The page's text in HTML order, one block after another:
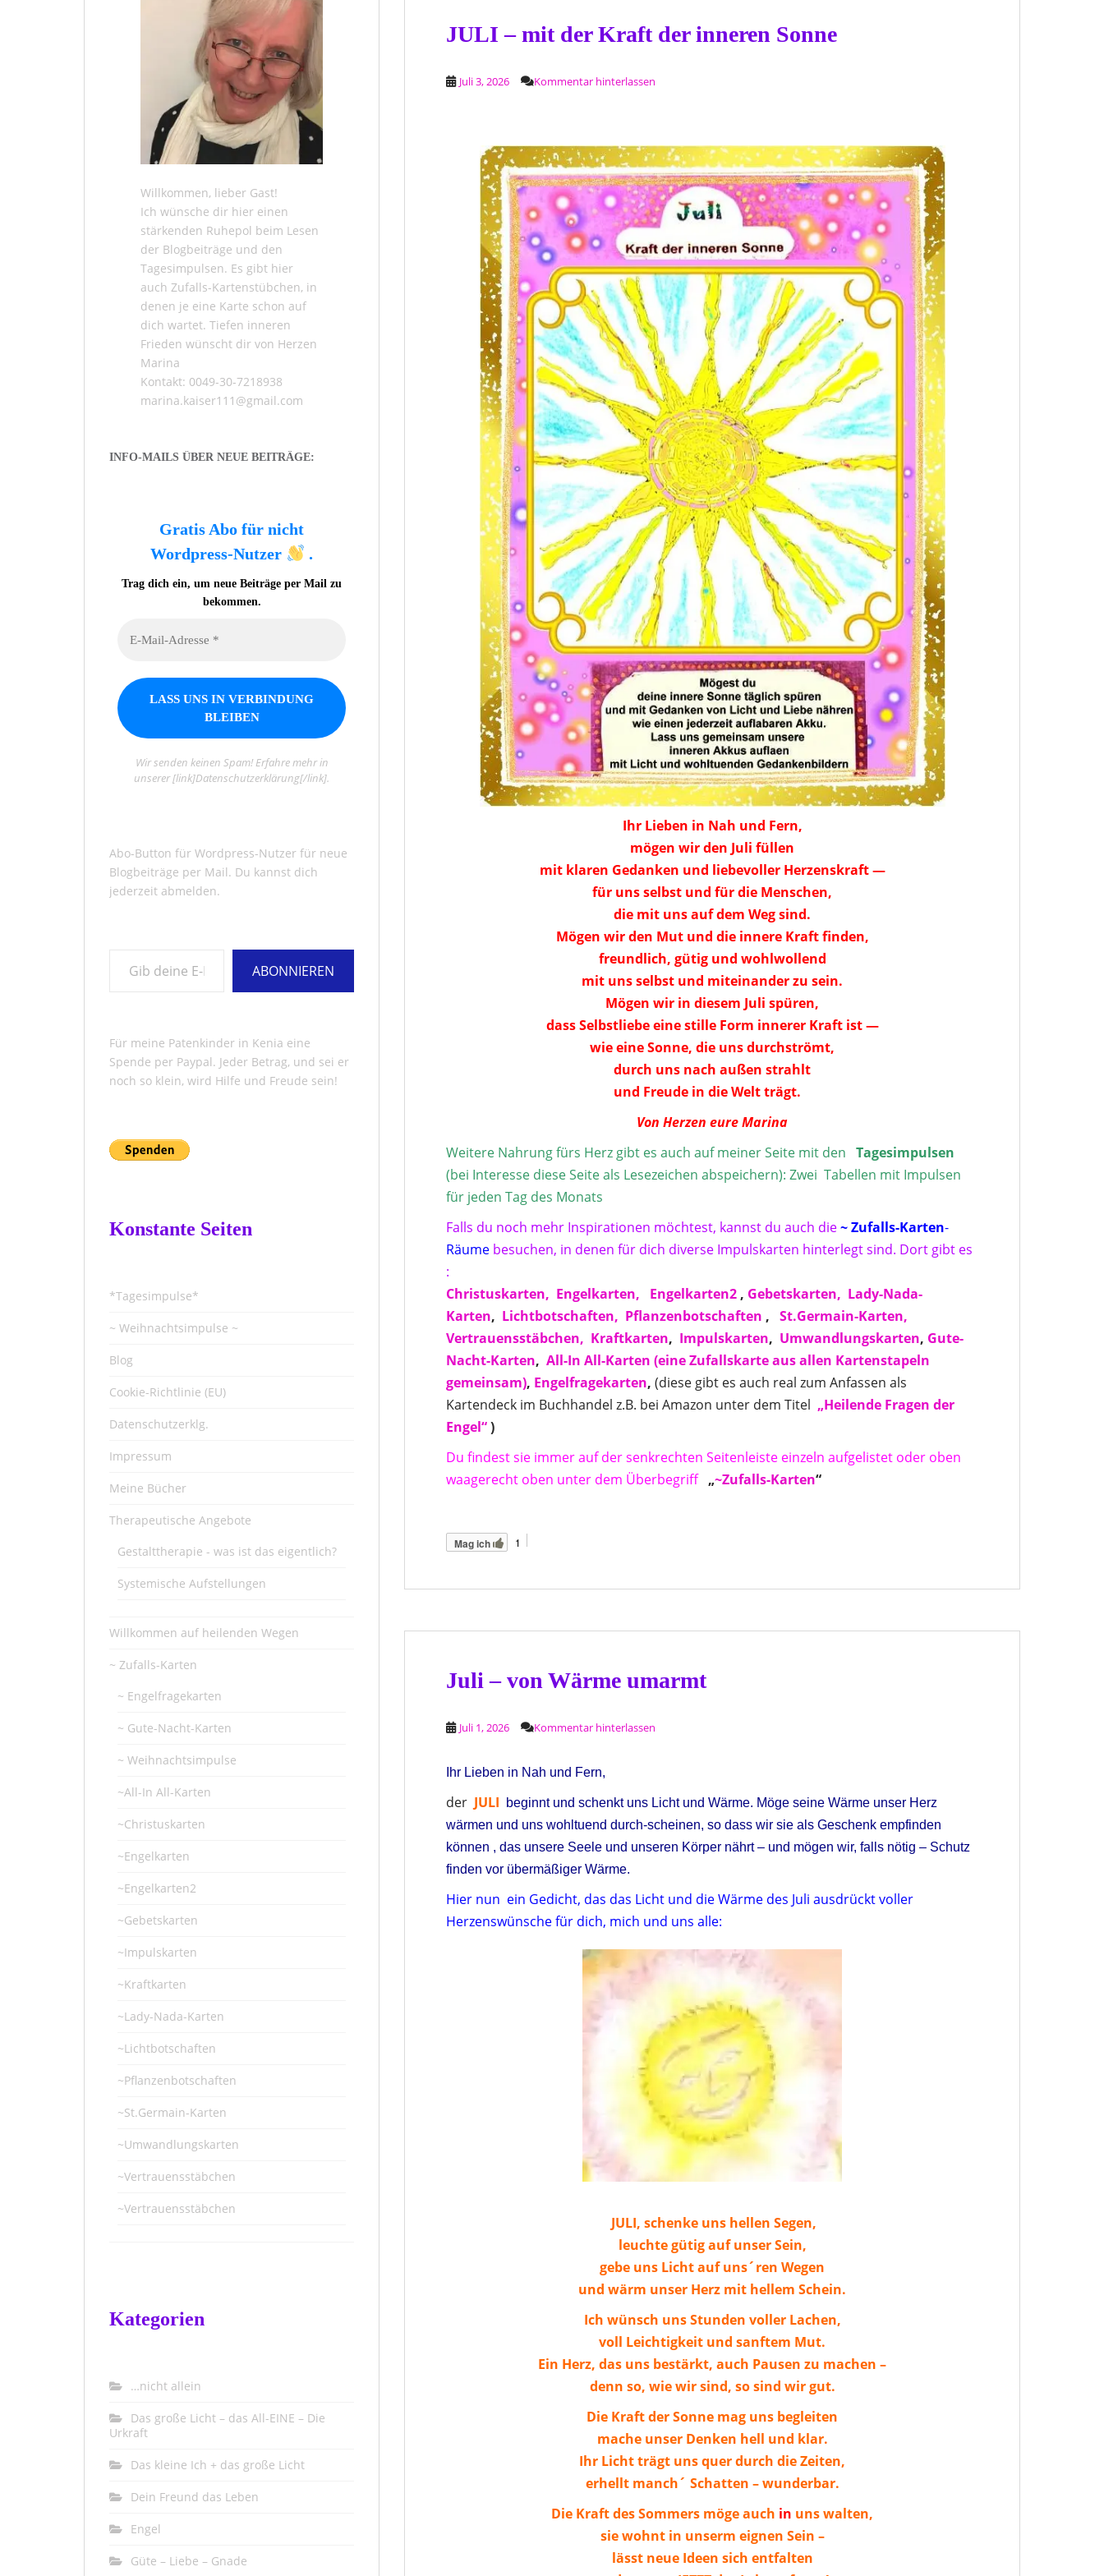
JULI – mit der Kraft der inneren Sonne
Juli 3, 2026 Kommentar hinterlassen
Ihr Lieben in Nah und Fern,
mögen wir den Juli füllen
mit klaren Gedanken und liebevoller Herzenskraft —
für uns selbst und für die Menschen,
die mit uns auf dem Weg sind.
Mögen wir den Mut und die innere Kraft finden,
freundlich, gütig und wohlwollend
mit uns selbst und miteinander zu sein.
Mögen wir in diesem Juli spüren,
dass Selbstliebe eine stille Form innerer Kraft ist —
wie eine Sonne, die uns durchströmt,
durch uns nach außen strahlt
und Freude in die Welt trägt.
Von Herzen eure Marina
Weitere Nahrung fürs Herz gibt es auch auf meiner Seite mit den Tagesimpulsen
(bei Interesse diese Seite als Lesezeichen abspeichern): Zwei Tabellen mit Impulsen
für jeden Tag des Monats
Falls du noch mehr Inspirationen möchtest, kannst du auch die~ Zufalls-Karten-
Räume besuchen, in denen für dich diverse Impulskarten hinterlegt sind. Dort gibt es
:
Christuskarten, Engelkarten, Engelkarten2 , Gebetskarten, Lady-Nada-
Karten, Lichtbotschaften, Pflanzenbotschaften , St.Germain-Karten,
Vertrauensstäbchen, Kraftkarten, Impulskarten, Umwandlungskarten, Gute-
Nacht-Karten, All-In All-Karten (eine Zufallskarte aus allen Kartenstapeln
gemeinsam), Engelfragekarten, (diese gibt es auch real zum Anfassen als
Kartendeck im Buchhandel z.B. bei Amazon unter dem Titel „Heilende Fragen der
Engel“)
Du findest sie immer auf der senkrechten Seitenleiste einzeln aufgelistet oder oben
waagerecht oben unter dem Überbegriff „~Zufalls-Karten“
Mag ich 1
Juli – von Wärme umarmt
Juli 1, 2026 Kommentar hinterlassen
Ihr Lieben in Nah und Fern,
der JULI
beginnt und schenkt uns Licht und Wärme. Möge seine Wärme unser Herz
wärmen und uns wohltuend durch-scheinen, so dass wir sie als Geschenk empfinden
können , das unsere Seele und unseren Körper nährt – und mögen wir, falls nötig – Schutz
finden vor übermäßiger Wärme.
Hier nun ein Gedicht, das das Licht und die Wärme des Juli ausdrückt voller
Herzenswünsche für dich, mich und uns alle:
JULI, schenke uns hellen Segen,
leuchte gütig auf unser Sein,
gebe uns Licht auf uns´ren Wegen
und wärm unser Herz mit hellem Schein.
Ich wünsch uns Stunden voller Lachen,
voll Leichtigkeit und sanftem Mut.
Ein Herz, das uns bestärkt, auch Pausen zu machen –
denn so, wie wir sind, so sind wir gut.
Die Kraft der Sonne mag uns begleiten
mache unser Denken hell und klar.
Ihr Licht trägt uns quer durch die Zeiten,
erhellt manch´ Schatten – wunderbar.
Die Kraft des Sommers möge auch in uns walten,
sie wohnt in unserm eignen Sein –
lässt neue Ideen sich entfalten
Willkommen, lieber Gast!
Ich wünsche dir hier einen
stärkenden Ruhepol beim Lesen
der Blogbeiträge und den
Tagesimpulsen. Es gibt hier
auch Zufalls-Kartenstübchen, in
denen je eine Karte schon auf
dich wartet. Tiefen inneren
Frieden wünscht dir von Herzen
Marina
Kontakt: 0049-30-7218938
marina.kaiser111@gmail.com
INFO-MAILS ÜBER NEUE BEITRÄGE:
Gratis Abo für nicht
Wordpress-Nutzer
.
Trag dich ein, um neue Beiträge per Mail zu
bekommen.
Wir senden keinen Spam! Erfahre mehr in
unserer [link]Datenschutzerklärung[/link].
Abo-Button für Wordpress-Nutzer für neue
Blogbeiträge per Mail. Du kannst dich
jederzeit abmelden.
ABONNIEREN
Für meine Patenkinder in Kenia eine
Spende per Paypal. Jeder Betrag, und sei er
noch so klein, wird Hilfe und Freude sein!
Konstante Seiten
*Tagesimpulse*
~ Weihnachtsimpulse ~
Blog
Cookie-Richtlinie (EU)
Datenschutzerklg.
Impressum
Meine Bücher
Therapeutische Angebote
Gestalttherapie - was ist das eigentlich?
Systemische Aufstellungen
Willkommen auf heilenden Wegen
~ Zufalls-Karten
~ Engelfragekarten
~ Gute-Nacht-Karten
~ Weihnachtsimpulse
~All-In All-Karten
~Christuskarten
~Engelkarten
~Engelkarten2
~Gebetskarten
~Impulskarten
~Kraftkarten
~Lady-Nada-Karten
~Lichtbotschaften
~Pflanzenbotschaften
~St.Germain-Karten
~Umwandlungskarten
~Vertrauensstäbchen
~Vertrauensstäbchen
Kategorien
…nicht allein
Das große Licht – das All-EINE – Die
Urkraft
Das kleine Ich + das große Licht
Dein Freund das Leben
Engel
Güte – Liebe – Gnade